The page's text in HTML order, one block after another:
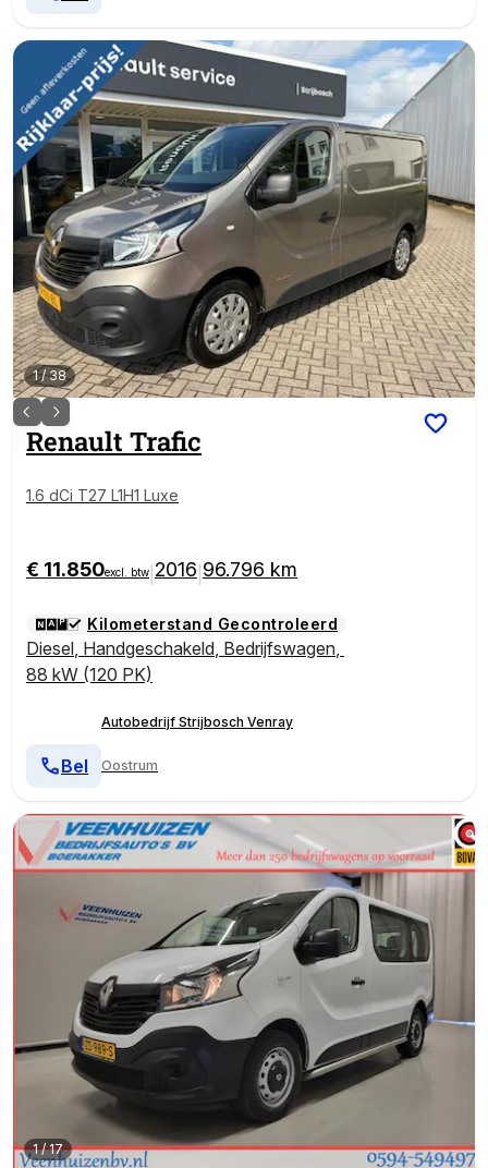
1/38
Renault Trafic
1.6 dCi T27 L1H1 Luxe
€ 11.850excl. btw 2016 96.796 km
Kilometerstand Gecontroleerd
Diesel, Handgeschakeld, Bedrijfswagen,
88 kW (120 PK)
Autobedrijf Strijbosch Venray
Oostrum
Bel
1/17